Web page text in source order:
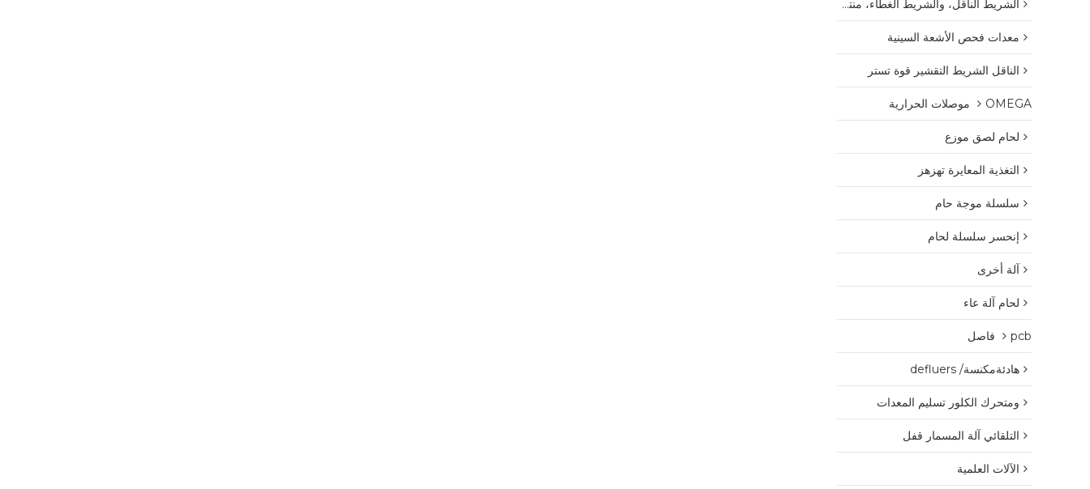
الشريط الناقل، والشريط الغطاء، منتجات البلاستيك بكرة
معدات فحص الأشعة السينية
الناقل الشريط التقشير قوة تستر
OMEGA موصلات الحرارية
لحام لصق موزع
التغذية المعايرة تهزهز
سلسلة موجة حام
إنحسر سلسلة لحام
آلة أخرى
لحام آلة عاء
pcb فاصل
هادئةمكنسة/ defluers
ومتحرك الكلور تسليم المعدات
التلقائي آلة المسمار قفل
الآلات العلمية